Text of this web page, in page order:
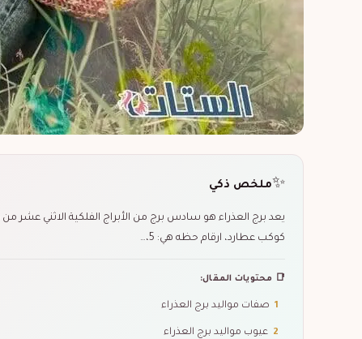
✨ملخص ذكي
كوكب عطارد، ارقام حظه هي: 5،…
📑 محتويات المقال:
1 صفات مواليد برج العذراء
2 عيوب مواليد برج العذراء